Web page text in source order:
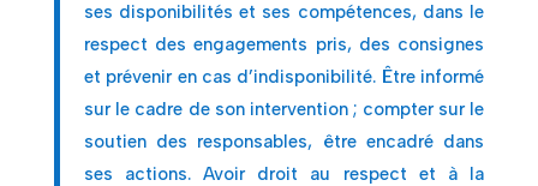
ses disponibilités et ses compétences, dans le
respect des engagements pris, des consignes
et prévenir en cas d’indisponibilité. Être informé
sur le cadre de son intervention ; compter sur le
soutien des responsables, être encadré dans
ses actions. Avoir droit au respect et à la